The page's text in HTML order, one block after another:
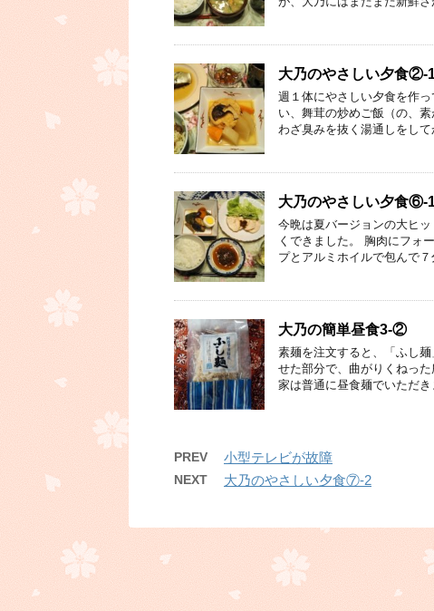
大乃のやさしい夕食②-
週１体にやさしい夕食を作
い、舞茸の炒めご飯（の、
わざ臭みを抜く湯通しをし
大乃のやさしい夕食⑥-
今晩は夏バージョンの大ヒ
くできました。 胸肉にフォ
プとアルミホイルで包んで
大乃の簡単昼食3-②
素麺を注文すると、「ふし
せた部分で、曲がりくねっ
家は普通に昼食麺でいただ
PREV 小型テレビが故障
NEXT 大乃のやさしい夕食⑦-2